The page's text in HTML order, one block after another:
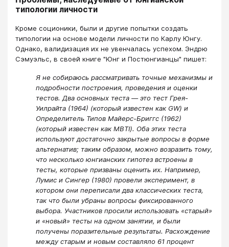
типологии личности
Кроме соционики, были и другие попытки создать
типологии на основе модели личности по Карлу Юнгу.
Однако, валидизация их не увенчалась успехом. Эндрю
Сэмуэльс, в своей книге "Юнг и Постюнгианцы" пишет:
Я не собираюсь рассматривать точные механизмы и
подробности построения, проведения и оценки
тестов. Два основных теста — это тест Грея-
Уилрайта (1964) (который известен как GW) и
Определитель Типов Майерс-Бриггс (1962)
(который известен как MBTI). Оба этих теста
используют достаточно закрытые вопросы в форме
альтернатив; таким образом, можно возразить тому,
что несколько юнгианских гипотез встроены в
тесты, которые призваны оценить их. Например,
Лумис и Сингер (1980) провели эксперимент, в
котором они переписали два классических теста,
так что были убраны вопросы фиксированного
выбора. Участников просили использовать «старый»
и «новый» тесты на одном занятии, и были
получены поразительные результаты. Расхождение
между старым и новым составляло 61 процент